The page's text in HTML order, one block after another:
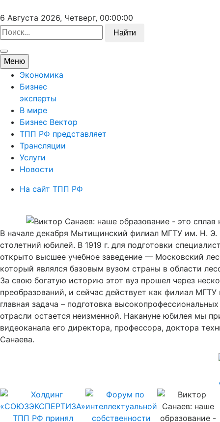
6 Августа 2026, Четверг, 00:00:00
Найти
Меню
Экономика
Бизнес
эксперты
В мире
Бизнес Вектор
ТПП РФ представляет
Трансляции
Услуги
Новости
На сайт ТПП РФ
В начале декабря Мытищинский филиал МГТУ им. Н. Э.
столетний юбилей. В 1919 г. для подготовки
открыто высшее учебное заведение — Московский
который являлся базовым вузом страны в области
За свою богатую историю этот вуз прошел через
преобразований, и сейчас действует как филиал
главная задача – подготовка
отрасли остается неизменной. Накануне юбилея мы
видеоканала его директора, профессора, доктора
Санаева.